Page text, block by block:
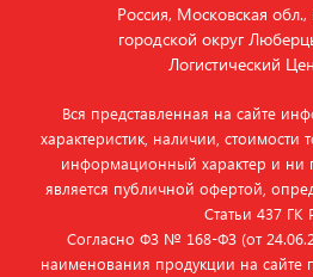
Россия, Московская
городской округ
Логистический
Вся представленная на сайте
характеристик, наличии, стоимости
информационный характер и ни
является публичной офертой,
Статьи 437 ГК
Согласно ФЗ № 168‑ФЗ (от
наименования продукции на сайте